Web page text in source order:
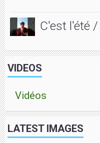
C'est l'été
VIDEOS
Vidéos
LATEST IMAGES